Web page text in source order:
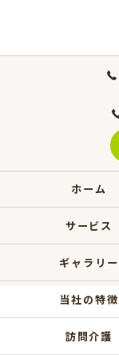
ホーム
サービス
ギャラリー
当社の特徴
訪問介護